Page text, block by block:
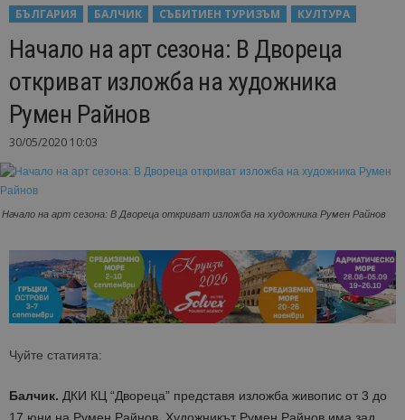
БЪЛГАРИЯ
БАЛЧИК СЪБИТИЕН ТУРИЗЪМ КУЛТУРА
Начало на арт сезона: В Двореца
откриват изложба на художника
Румен Райнов
30/05/2020 10:03
Начало на арт сезона: В Двореца откриват изложба на художника Румен Райнов
Чуйте статията:
Балчик. ДКИ КЦ “Двореца” представя изложба живопис от 3 до